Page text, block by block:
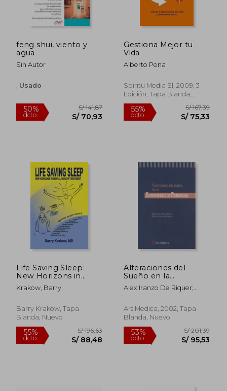
50%
dcto.
feng shui, viento y
agua
Sin Autor
Usado
Gestiona Mejor tu
Vida
Alberto Pena
Spiritu Media Sl, 2009, 3
Edición, Tapa Blanda,
Usado
Life Saving Sleep:
New Horizons in
Mental Health
Treatment (en Inglés)
Krakow, Barry
Barry Krakow, Tapa
Blanda, Nuevo
Alteraciones del
Sueño en la
Enfermemdad de
Parkinson
Alex Iranzo De Riquer;
Ars Medica, 2002, Tapa
Blanda, Nuevo